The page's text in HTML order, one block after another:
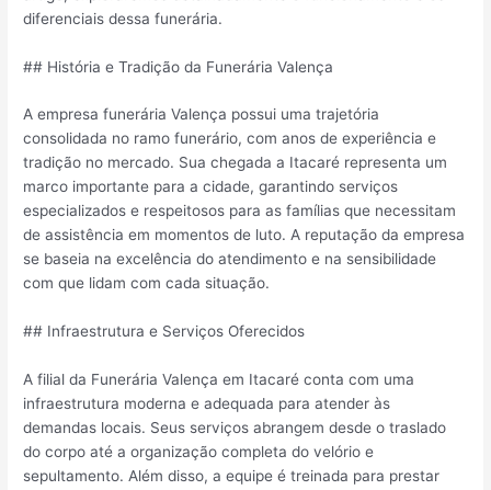
diferenciais dessa funerária.
## História e Tradição da Funerária Valença
A empresa funerária Valença possui uma trajetória
consolidada no ramo funerário, com anos de experiência e
tradição no mercado. Sua chegada a Itacaré representa um
marco importante para a cidade, garantindo serviços
especializados e respeitosos para as famílias que necessitam
de assistência em momentos de luto. A reputação da empresa
se baseia na excelência do atendimento e na sensibilidade
com que lidam com cada situação.
## Infraestrutura e Serviços Oferecidos
A filial da Funerária Valença em Itacaré conta com uma
infraestrutura moderna e adequada para atender às
demandas locais. Seus serviços abrangem desde o traslado
do corpo até a organização completa do velório e
sepultamento. Além disso, a equipe é treinada para prestar